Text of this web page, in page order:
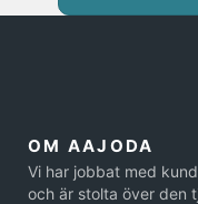
OM AAJODA
Vi har jobbat med
och är stolta över den